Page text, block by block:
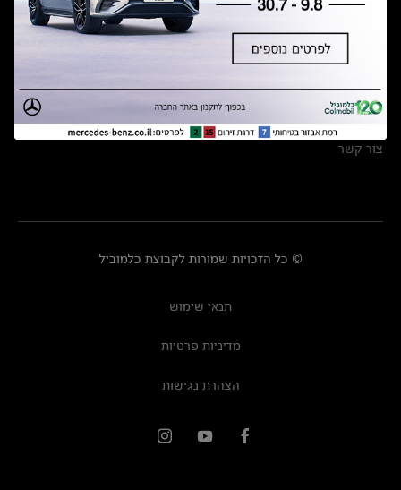
מצאו אותנו
אולמות תצוגה
מרכזי שירות
צור קשר
© כל הזכויות שמורות לקבוצת כלמוביל
תנאי שימוש
מדיניות פרטיות
הצהרת נגישות